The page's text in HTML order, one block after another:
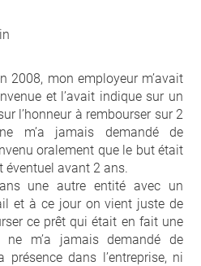
2008, mon employeur m’avait
et l’avait indique sur un
l’honneur à rembourser sur 2
m’a jamais demandé de
oralement que le but était
éventuel avant 2 ans.
une autre entité avec un
et à ce jour on vient juste de
ce prêt qui était en fait une
m’a jamais demandé de
dans l’entreprise, ni